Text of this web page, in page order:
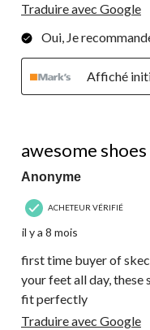
Traduire avec Google
Oui, Je
Affiché
awesome
Anonyme
ACHETEUR VÉRIFIÉ
il y a 8 mois
first time buyer of
your feet all day, these
fit perfectly
Traduire avec Google